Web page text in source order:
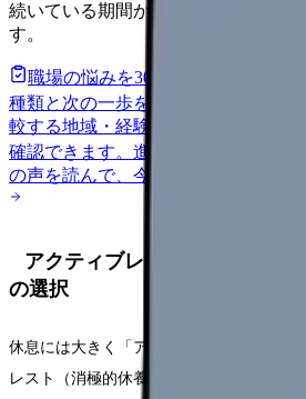
続いている期間から、次に見るべき
す。
職場の悩みを30秒で診断
辞めるべ
種類と次の一歩を整理します。
較する地域・経験年数・施設形態か
確認できます。 進む 匿名掲示板
の声を読んで、今の職場だけの問題
アクティブレストvsパッシブ
の選択
休息には大きく「アクティブレスト（積
レスト（消極的休養）」の2種類がありま